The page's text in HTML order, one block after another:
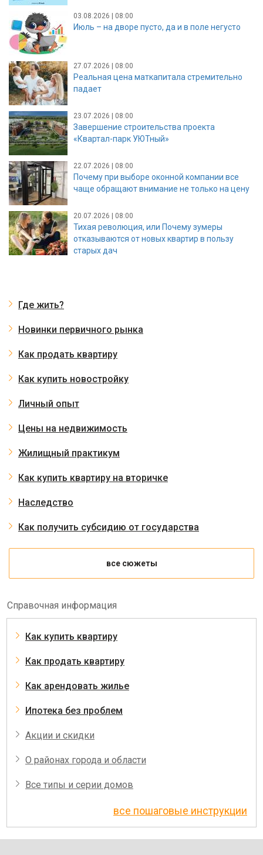
03.08.2026 | 08:00
Июль – на дворе пусто, да и в поле негусто
27.07.2026 | 08:00
Реальная цена маткапитала стремительно
падает
23.07.2026 | 08:00
Завершение строительства проекта
«Квартал-парк УЮТный»
22.07.2026 | 08:00
Почему при выборе оконной компании все
чаще обращают внимание не только на цену
20.07.2026 | 08:00
Тихая революция, или Почему зумеры
отказываются от новых квартир в пользу
старых дач
Где жить?
Новинки первичного рынка
Как продать квартиру
Как купить новостройку
Личный опыт
Цены на недвижимость
Жилищный практикум
Как купить квартиру на вторичке
Наследство
Как получить субсидию от государства
все сюжеты
Справочная информация
Как купить квартиру
Как продать квартиру
Как арендовать жилье
Ипотека без проблем
Акции и скидки
О районах города и области
Все типы и серии домов
все пошаговые инструкции